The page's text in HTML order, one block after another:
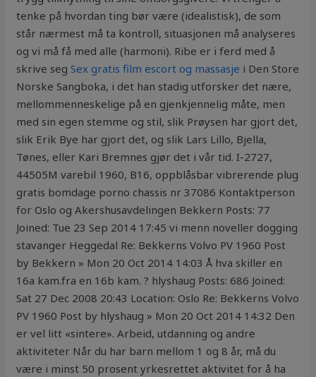
tenke på hvordan ting bør være (idealistisk), de som
står nærmest må ta kontroll, situasjonen må analyseres
og vi må få med alle (harmoni). Ribe er i ferd med å
skrive segSex gratis film escort og massasje i Den Store
Norske Sangboka, i det han stadig utforsker det nære,
mellommenneskelige på en gjenkjennelig måte, men
med sin egen stemme og stil, slik Prøysen har gjort det,
slik Erik Bye har gjort det, og slik Lars Lillo, Bjella,
Tønes, eller Kari Bremnes gjør det i vår tid. I-2727,
44505M varebil 1960, B16, oppblåsbar vibrerende plug
gratis bomdage porno chassis nr 37086 Kontaktperson
for Oslo og Akershusavdelingen Bekkern Posts: 77
Joined: Tue 23 Sep 2014 17:45 vi menn noveller dogging
stavanger Heggedal Re: Bekkerns Volvo PV 1960 Post
by Bekkern » Mon 20 Oct 2014 14:03 Å hva skiller en
16a kam.fra en 16b kam. ? hlyshaug Posts: 686 Joined:
Sat 27 Dec 2008 20:43 Location: Oslo Re: Bekkerns Volvo
PV 1960 Post by hlyshaug » Mon 20 Oct 2014 14:32 Den
er vel litt «sintere». Arbeid, utdanning og andre
aktiviteter Når du har barn mellom 1 og 8 år, må du
være i minst 50 prosent yrkesrettet aktivitet for å ha